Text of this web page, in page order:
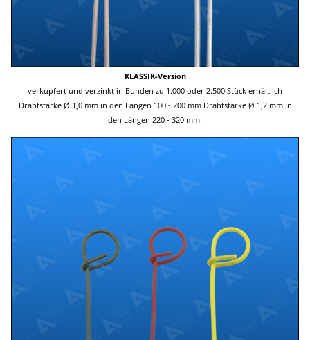
KLASSIK-Version
verkupfert und verzinkt in Bunden zu 1.000 oder 2.500 Stück erhältlich
Drahtstärke Ø 1,0 mm in den Längen 100 - 200 mm Drahtstärke Ø 1,2 mm in
den Längen 220 - 320 mm.